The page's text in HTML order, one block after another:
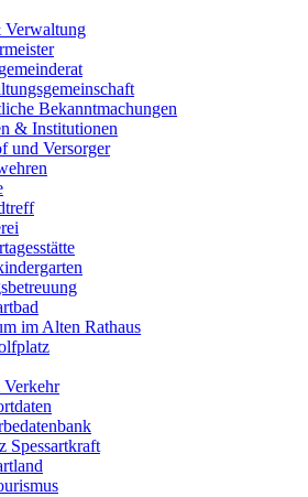
Verwaltung
Bekanntmachungen
& Institutionen
und Versorger
im Alten Rathaus
Spessartkraft